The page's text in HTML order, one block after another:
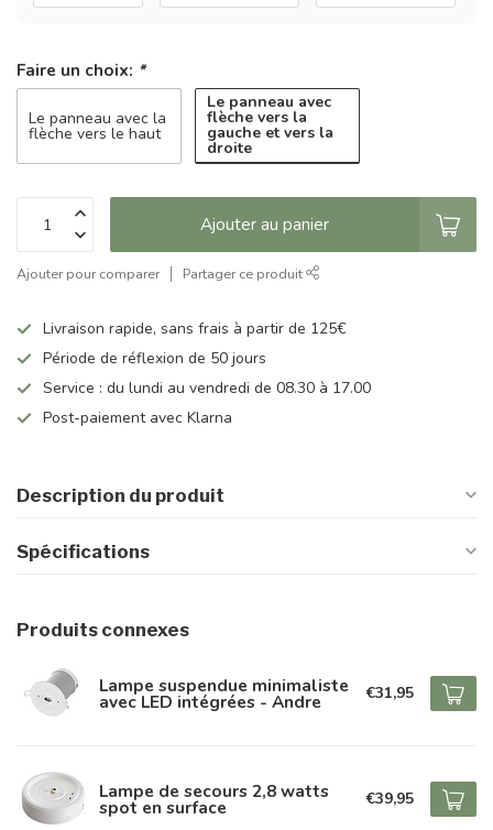
Faire un choix: *
Le panneau avec la
flèche vers le haut
Le panneau avec
flèche vers la
gauche et vers la
droite
Ajouter au panier
Ajouter pour comparer Partager ce produit
Livraison rapide, sans frais à partir de 125€
Période de réflexion de 50 jours
Service : du lundi au vendredi de 08.30 à 17.00
Post-paiement avec Klarna
Description du produit
Spécifications
Produits connexes
Lampe suspendue minimaliste
avec LED intégrées - Andre €31,95
Lampe de secours 2,8 watts
spot en surface €39,95